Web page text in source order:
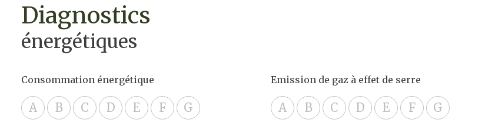
diagnostics
énergétiques
Consommation énergétique
A B C D E F G
Emission de gaz à effet de serre
A B C D E F G